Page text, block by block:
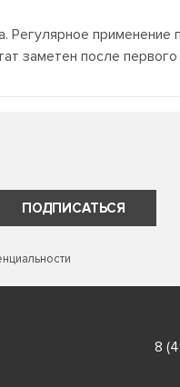
применение
заметен после
ПОДПИСАТЬСЯ
8